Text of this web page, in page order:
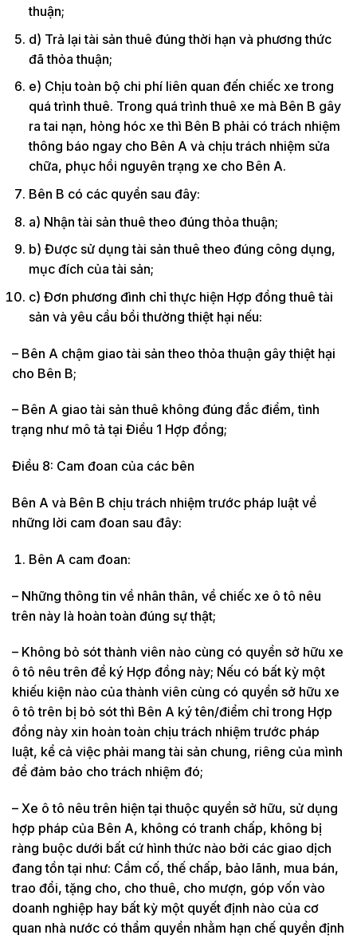
thuận;
d) Trả lại tài sản thuê đúng thời hạn và phương thức
đã thỏa thuận;
e) Chịu toàn bộ chi phí liên quan đến chiếc xe trong
quá trình thuê. Trong quá trình thuê xe mà Bên B gây
ra tai nạn, hỏng hóc xe thì Bên B phải có trách nhiệm
thông báo ngay cho Bên A và chịu trách nhiệm sửa
chữa, phục hồi nguyên trạng xe cho Bên A.
Bên B có các quyền sau đây:
a) Nhận tài sản thuê theo đúng thỏa thuận;
b) Được sử dụng tài sản thuê theo đúng công dụng,
mục đích của tài sản;
c) Đơn phương đình chỉ thực hiện Hợp đồng thuê tài
sản và yêu cầu bồi thường thiệt hại nếu:
– Bên A chậm giao tài sản theo thỏa thuận gây thiệt hại
cho Bên B;
– Bên A giao tài sản thuê không đúng đắc điểm, tình
trạng như mô tả tại Điều 1 Hợp đồng;
Điều 8: Cam đoan của các bên
Bên A và Bên B chịu trách nhiệm trước pháp luật về
những lời cam đoan sau đây:
Bên A cam đoan:
– Những thông tin về nhân thân, về chiếc xe ô tô nêu
trên này là hoàn toàn đúng sự thật;
– Không bỏ sót thành viên nào cùng có quyền sở hữu xe
ô tô nêu trên để ký Hợp đồng này; Nếu có bất kỳ một
khiếu kiện nào của thành viên cùng có quyền sở hữu xe
ô tô trên bị bỏ sót thì Bên A ký tên/điểm chỉ trong Hợp
đồng này xin hoàn toàn chịu trách nhiệm trước pháp
luật, kể cả việc phải mang tài sản chung, riêng của mình
để đảm bảo cho trách nhiệm đó;
– Xe ô tô nêu trên hiện tại thuộc quyền sở hữu, sử dụng
hợp pháp của Bên A, không có tranh chấp, không bị
ràng buộc d­ưới bất cứ hình thức nào bởi các giao dịch
đang tồn tại như: Cầm cố, thế chấp, bảo lãnh, mua bán,
trao đổi, tặng cho, cho thuê, cho mượn, góp vốn vào
doanh nghiệp hay bất kỳ một quyết định nào của cơ
quan nhà n­ước có thẩm quyền nhằm hạn chế quyền định